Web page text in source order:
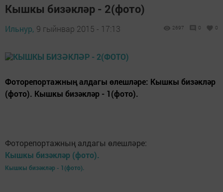
Кышкы бизәкләр - 2(фото)
Ильнур, 9 гыйнвар 2015 - 17:13 2697 0 0
Фоторепортажның алдагы өлешләре: Кышкы бизәкләр
(фото). Кышкы бизәкләр - 1(фото).
Фоторепортажның алдагы өлешләре:
Кышкы бизәкләр (фото).
Кышкы бизәкләр - 1(фото).